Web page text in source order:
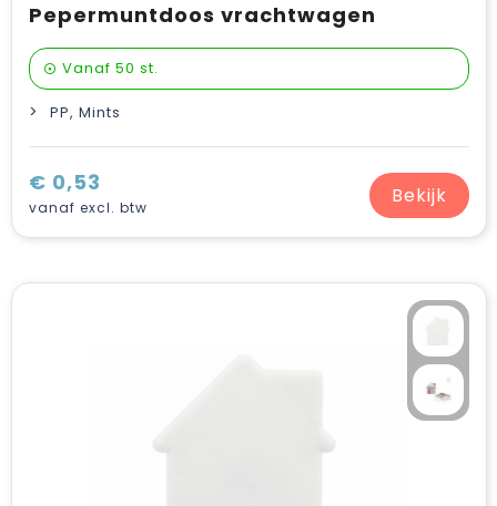
Pepermuntdoos vrachtwagen
Vanaf 50 st.
PP, Mints
€ 0,53
vanaf excl. btw Bekijk